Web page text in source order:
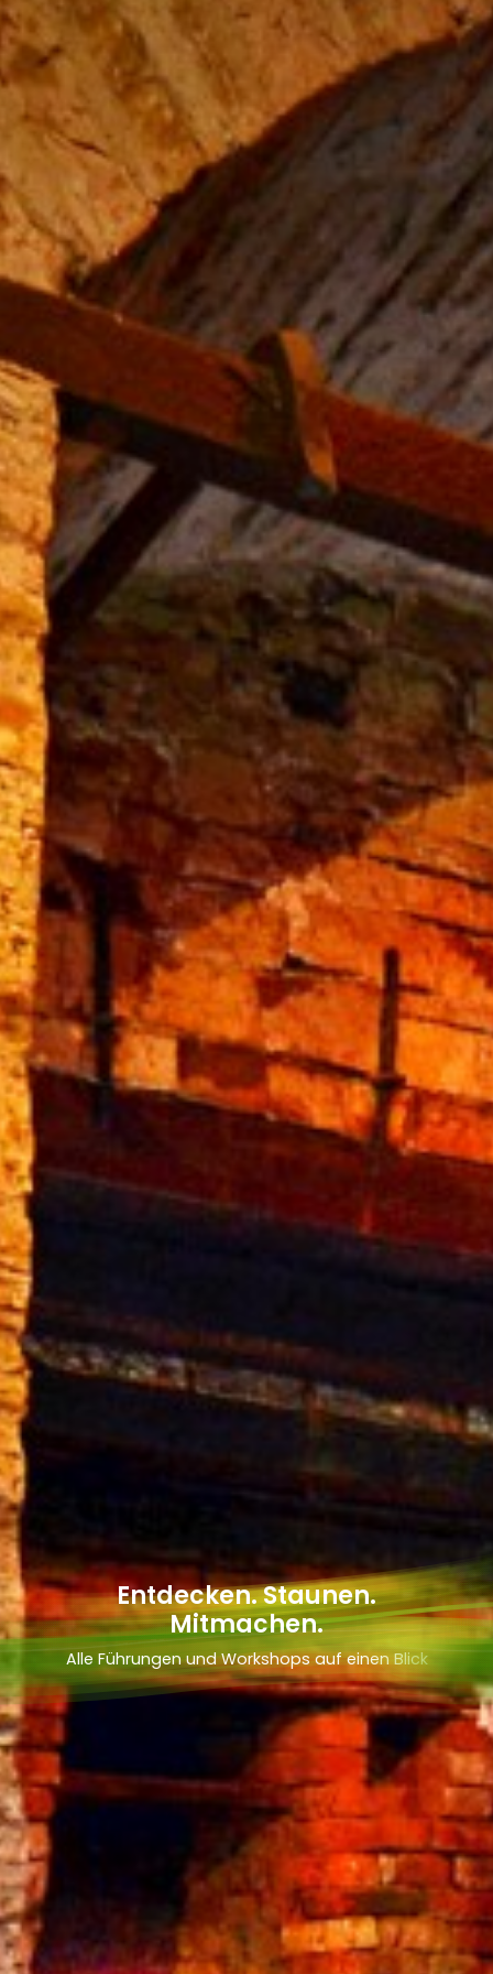
Entdecken. Staunen.
Mitmachen.
Alle Führungen und Workshops auf einen Blick